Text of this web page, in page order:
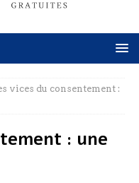
vices du consentement :
: une